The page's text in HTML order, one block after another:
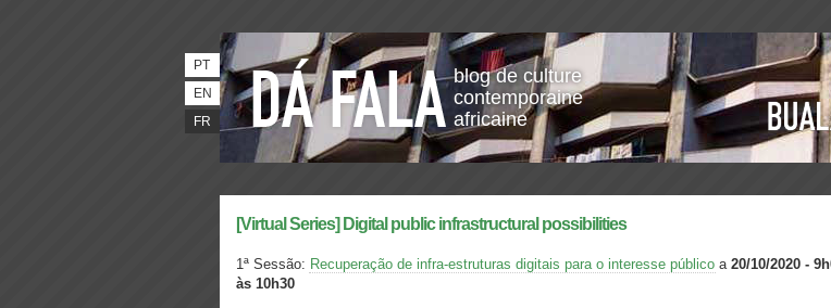
blog de culture
contemporaine
africaine
PT
EN
FR
[Virtual Series] Digital public infrastructural possibilities
1ª Sessão: Recuperação de infra-estruturas digitais para o interesse público a 20/10/2020 -
às 10h30